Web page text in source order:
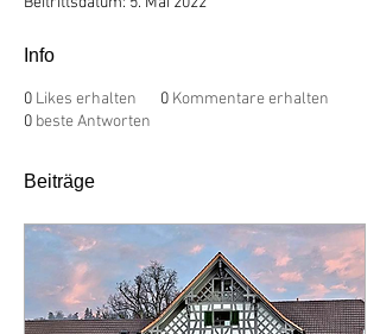
Info
0 Likes erhalten 0 Kommentare erhalten
0 beste Antworten
Beiträge